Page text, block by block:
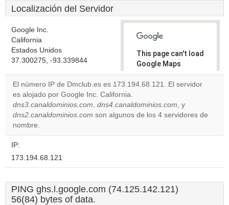
Localización del Servidor
Google Inc.
California
Estados Unidos
37.300275, -93.339844
This page can't load
Google Maps
correctly.
own this
website?
El número IP de Dmclub.es es 173.194.68.121. El servidor
es alojado por Google Inc. California.
dns3.canaldominios.com, dns4.canaldominios.com, y
dns2.canaldominios.com son algunos de los 4 servidores de
nombre.
IP:
173.194.68.121
PING ghs.l.google.com (74.125.142.121)
56(84) bytes of data.